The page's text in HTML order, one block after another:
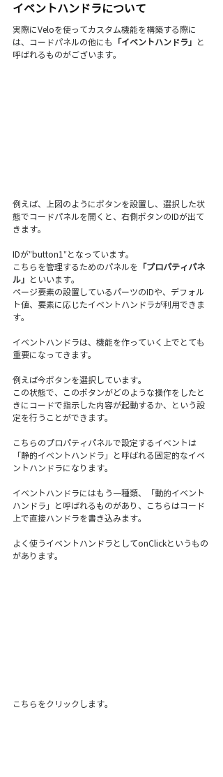
イベントハンドラについて
実際にVeloを使ってカスタム機能を構築する際に
は、コードパネルの他にも
「イベントハンドラ」
と
呼ばれるものがございます。
例えば、上図のようにボタンを設置し、選択した状
態でコードパネルを開くと、右側ボタンのIDが出て
きます。
IDが"button1"となっています。
こちらを管理するためのパネルを 「プロパティパネ
ル」
といいます。
ページ要素の設置しているパーツのIDや、デフォル
ト値、要素に応じたイベントハンドラが利用できま
す。
イベントハンドラは、機能を作っていく上でとても
重要になってきます。
例えば今ボタンを選択しています。
この状態で、このボタンがどのような操作をしたと
きにコードで指示した内容が起動するか、という設
定を行うことができます。
こちらのプロパティパネルで設定するイベントは
「静的イベントハンドラ」と呼ばれる固定的なイベ
ントハンドラになります。
イベントハンドラにはもう一種類、「動的イベント
ハンドラ」と呼ばれるものがあり、こちらはコード
上で直接ハンドラを書き込みます。
よく使うイベントハンドラとしてonClickというもの
があります。
こちらをクリックします。